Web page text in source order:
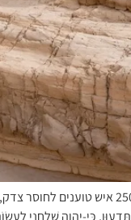
דממה במחנה ישראל: אל פתח